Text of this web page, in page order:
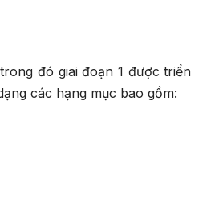
đó giai đoạn 1 được triển
các hạng mục bao gồm: